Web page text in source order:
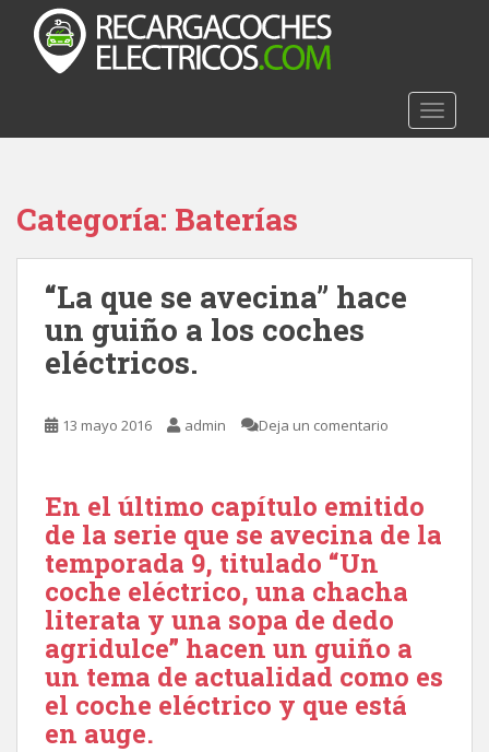
o
Categoría: Baterías
“La que se avecina” hace
un guiño a los coches
eléctricos.
13 mayo 2016 admin Deja un comentario
En el último capítulo emitido
de la serie que se avecina de la
temporada 9, titulado “Un
coche eléctrico, una chacha
literata y una sopa de dedo
agridulce” hacen un guiño a
un tema de actualidad como es
el coche eléctrico y que está
en auge.